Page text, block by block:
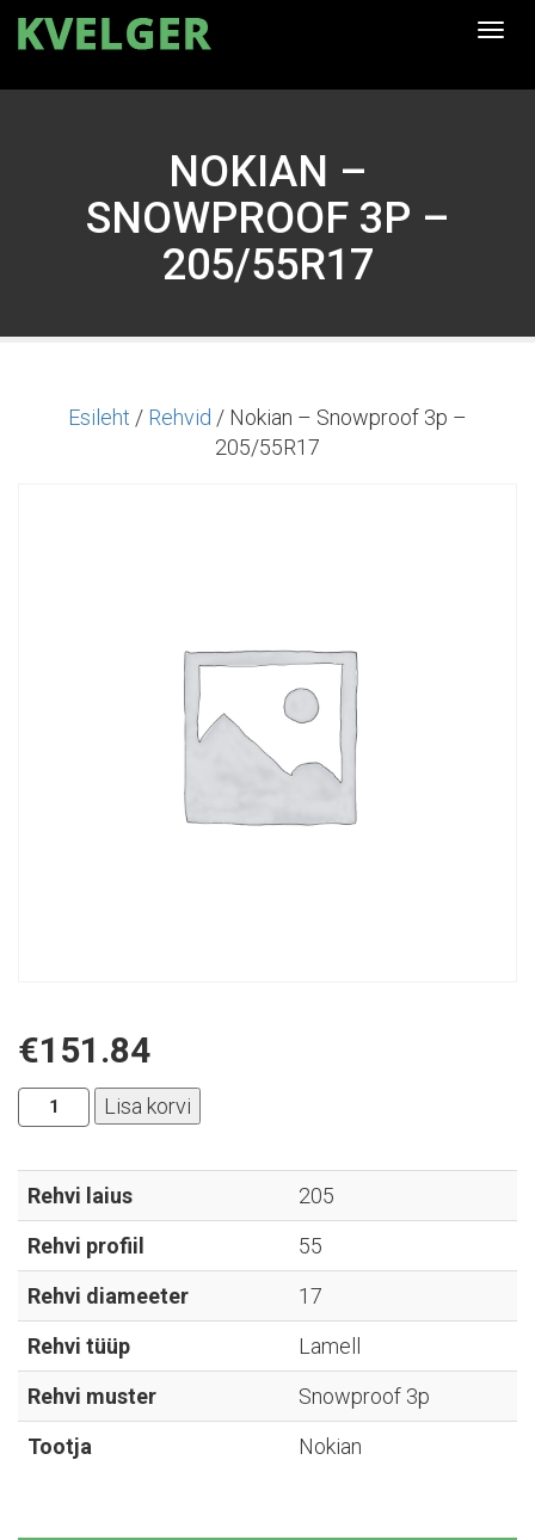
NOKIAN –
SNOWPROOF 3P –
205/55R17
Esileht / Rehvid / Nokian – Snowproof 3p –
205/55R17
€151.84
Nokian
-
3p
-
205/55R17
Lisa korvi
Rehvi laius
205
Rehvi profiil
55
Rehvi diameeter
17
Rehvi tüüp
Lamell
Rehvi muster
Snowproof 3p
Tootja
Nokian